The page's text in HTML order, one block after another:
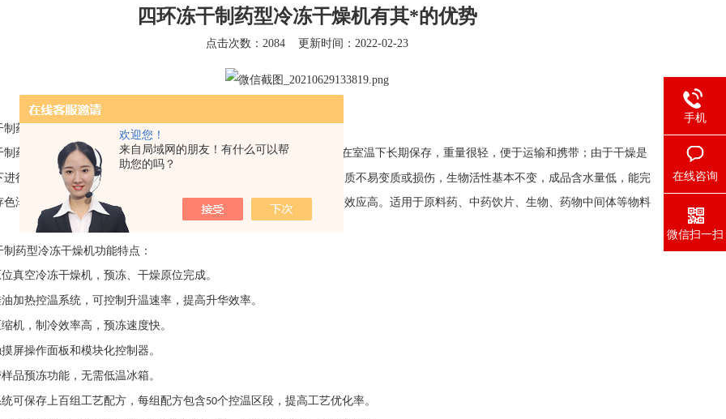
欢迎您！
来自局域网的朋友！有什么可以帮
助您的吗？
四环冻干制药型冷冻干燥机有其*的优势
点击次数：2084 更新时间：2022-02-23
药型冷冻干燥机
详情：
制药型冷冻干燥机技术有其*的优势，排除 95~99%的水分，密封后可在室温下长期保存，重量很轻，便于运输和携带；由于干燥是
进行的，因此物料的功能性成分损失很少，蛋白质、细胞等热敏性物质不易变质或损伤，生物活性基本不变，成品含水量低，能完
色泽、外形、有效成分等特点。冻干后的干品呈多孔状，复水性好，效应高。适用于原料药、中药饮片、生物、药物中间体等物料
制药型冷冻干燥机功能特点：
真空冷冻干燥机，预冻、干燥原位完成。
加热控温系统，可控制升温速率，提高升华效率。
机，制冷效率高，预冻速度快。
屏操作面板和模块化控制器。
品预冻功能，无需低温冰箱。
可保存上百组工艺配方，每组配方包含50个控温区段，提高工艺优化率。
手机
在线咨询
微信扫一扫